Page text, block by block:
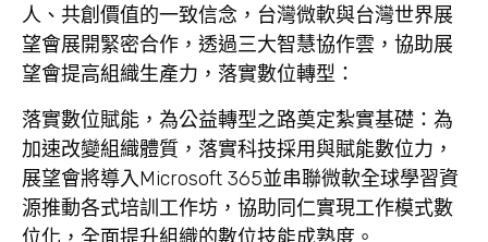
人、共創價值的一致信念，台灣微軟與台灣世界展
望會展開緊密合作，透過三大智慧協作雲，協助展
望會提高組織生產力，落實數位轉型：
落實數位賦能，為公益轉型之路奠定紮實基礎 ：為
加速改變組織體質，落實科技採用與賦能數位力，
展望會將導入Microsoft 365並串聯微軟全球學習資
源推動各式培訓工作坊，協助同仁實現工作模式數
位化，全面提升組織的數位技能成熟度。